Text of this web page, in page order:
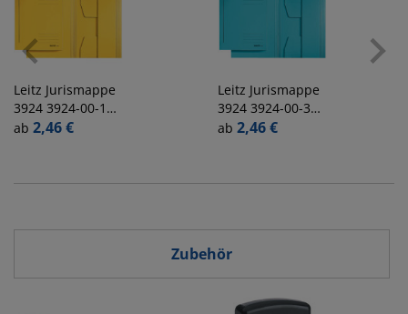
Leitz Jurismappe
3924 3924-00-15,
A4 gelb
Einschlagklappen
ab 2,46 €
Leitz Jurismappe
3924 3924-00-35,
A4 blau
Einschlagklappen
ab 2,46 €
Zubehör